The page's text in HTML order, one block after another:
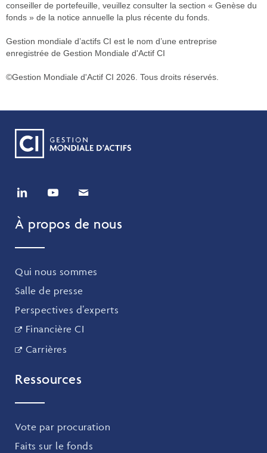
conseiller de portefeuille, veuillez consulter la section « Genèse du
fonds » de la notice annuelle la plus récente du fonds.
Gestion mondiale d’actifs CI est le nom d’une entreprise
enregistrée de Gestion Mondiale d'Actif CI
©Gestion Mondiale d'Actif CI 2026. Tous droits réservés.
À propos de nous
Qui nous sommes
Salle de presse
Perspectives d’experts
Financière CI
Carrières
Ressources
Vote par procuration
Faits sur le fonds